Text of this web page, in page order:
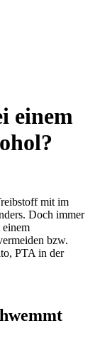
einem
mit im
Doch immer
einem
bzw.
PTA in der